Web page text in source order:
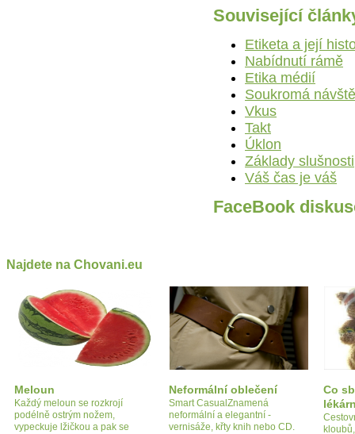
Související
Etiketa a její
Nabídnutí rámě
Etika médií
Soukromá
Vkus
Takt
Úklon
Základy slušnosti
Váš čas je váš
FaceBook
Najdete na Chovani.eu
Meloun
Každý meloun se rozkrojí
podélně ostrým nožem,
vypeckuje lžičkou a pak se
Neformální oblečení
Smart CasualZnamená
neformální a elegantní -
vernisáže, křty knih nebo CD.
Co